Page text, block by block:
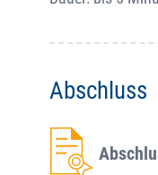
Abschluss